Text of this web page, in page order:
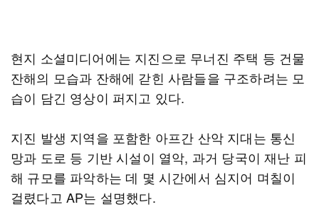
현지 소셜미디어에는 지진으로 무너진 주택 등 건물
잔해의 모습과 잔해에 갇힌 사람들을 구조하려는 모
습이 담긴 영상이 퍼지고 있다.
지진 발생 지역을 포함한 아프간 산악 지대는 통신
망과 도로 등 기반 시설이 열악, 과거 당국이 재난 피
해 규모를 파악하는 데 몇 시간에서 심지어 며칠이
걸렸다고 AP는 설명했다.